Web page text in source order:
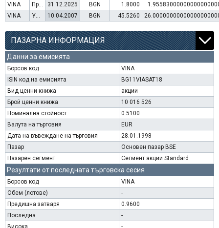
VINA
Преминаване към търговия в Евро 31.12.2025 BGN 1.8000
VINA
Увеличение на капитал (резерви) 10.04.2007 BGN 45.5260
ПАЗАРНА ИНФОРМАЦИЯ
Данни за емисията
Борсов код
VINA
ISIN код на емисията
BG11VIASAT18
Вид ценни книжа
акции
Брой ценни книжа
10 016 526
Номинална стойност
0.5100
Валута на търговия
EUR
Дата на въвеждане на търговия
28.01.1998
Пазар
Основен пазар BSE
Пазарен сегмент
Сегмент акции Standard
Резултати от последната търговска сесия
Борсов код
VINA
Обем (лотове)
-
Предишна затваря
0.9600
Последна
-
Висока
-